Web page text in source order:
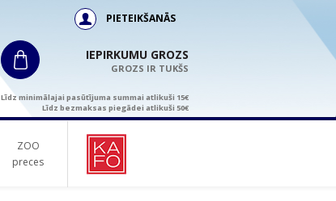
PIETEIKŠANĀS
IEPIRKUMU GROZS
GROZS IR TUKŠS
Līdz minimālajai pasūtījuma summai atlikuši 15€
Līdz bezmaksas piegādei atlikuši 50€
ZOO
preces